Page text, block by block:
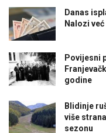
Danas
Nalozi
Povijesni
godine
Blidinje
više
sezonu